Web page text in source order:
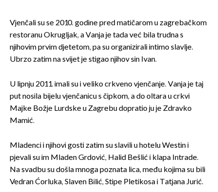
Vjenčali su se 2010. godine pred matičarom u zagrebačkom
restoranu Okrugljak, a Vanja je tada već bila trudna s
njihovim prvim djetetom, pa su organizirali intimo slavlje.
Ubrzo zatim na svijet je stigao njihov sin Ivan.
U lipnju 2011. imali su i veliko crkveno vjenčanje. Vanja je taj
put nosila bijelu vjenčanicu s čipkom, a do oltara u crkvi
Majke Božje Lurdske u Zagrebu dopratio ju je Zdravko
Mamić.
Mladenci i njihovi gosti zatim su slavili u hotelu Westin i
pjevali su im Mladen Grdović, Halid Bešlić i klapa Intrade.
Na svadbu su došla mnoga poznata lica, među kojima su bili
Vedran Ćorluka, Slaven Bilić, Stipe Pletikosa i Tatjana Jurić.